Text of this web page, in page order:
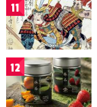
11
12